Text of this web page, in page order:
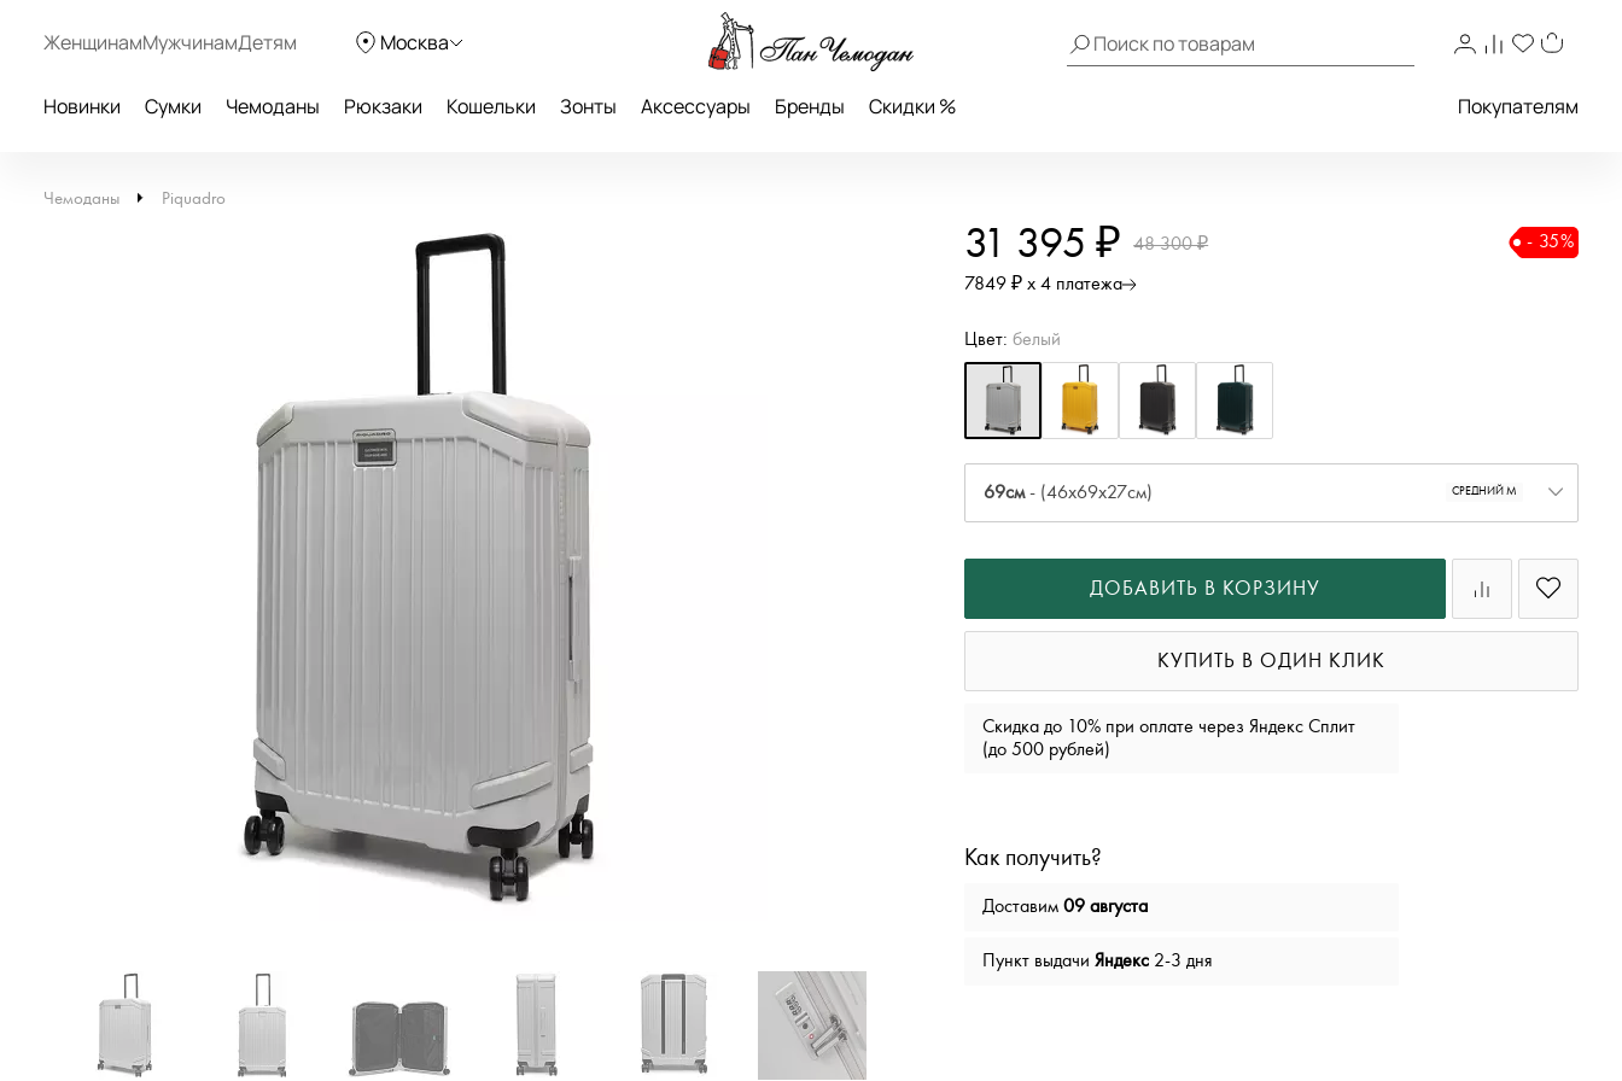
ЖенщинамМужчинамДетям Москва
Новинки Сумки Чемоданы Рюкзаки Кошельки Зонты Аксессуары Бренды Скидки % Покупателям
Чемоданы Piquadro
31 395 ₽ 48 300 ₽ - 35%
7849 ₽ х 4 платежа
Цвет:белый
69см- (46x69x27см) СРЕДНИЙ M
ДОБАВИТЬ В КОРЗИНУ
КУПИТЬ В ОДИН КЛИК
Скидка до 10% при оплате через Яндекс Сплит
(до 500 рублей)
Как получить?
Доставим09 августа
Пункт выдачиЯндекс 2-3 дня